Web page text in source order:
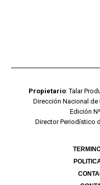
Propietario: Talar
Dirección Nacional de
Edición
Director Periodístico